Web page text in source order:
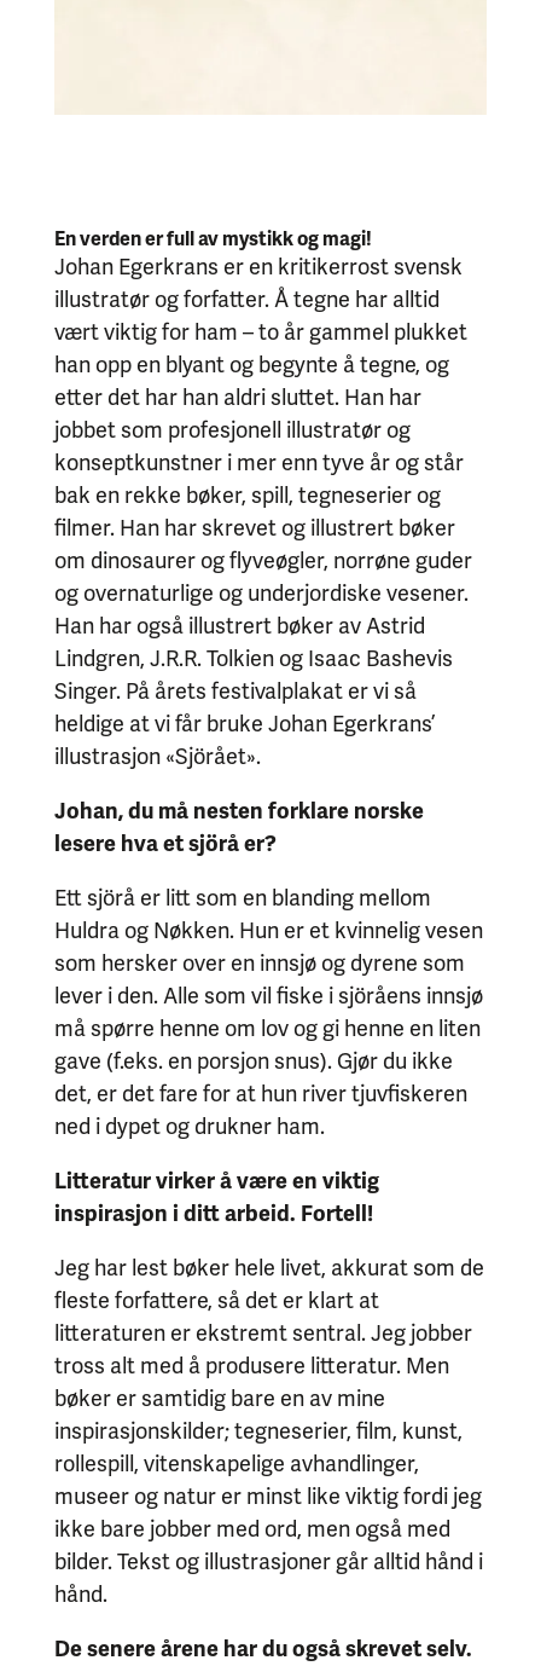
En verden er full av mystikk og magi!
Johan Egerkrans er en kritikerrost svensk
illustratør og forfatter. Å tegne har alltid
vært viktig for ham – to år gammel plukket
han opp en blyant og begynte å tegne, og
etter det har han aldri sluttet. Han har
jobbet som profesjonell illustratør og
konseptkunstner i mer enn tyve år og står
bak en rekke bøker, spill, tegneserier og
filmer. Han har skrevet og illustrert bøker
om dinosaurer og flyveøgler, norrøne guder
og overnaturlige og underjordiske vesener.
Han har også illustrert bøker av Astrid
Lindgren, J.R.R. Tolkien og Isaac Bashevis
Singer. På årets festivalplakat er vi så
heldige at vi får bruke Johan Egerkrans’
illustrasjon «Sjörået».
Johan, du må nesten forklare norske
lesere hva et sjörå er?
Ett sjörå er litt som en blanding mellom
Huldra og Nøkken. Hun er et kvinnelig vesen
som hersker over en innsjø og dyrene som
lever i den. Alle som vil fiske i sjöråens innsjø
må spørre henne om lov og gi henne en liten
gave (f.eks. en porsjon snus). Gjør du ikke
det, er det fare for at hun river tjuvfiskeren
ned i dypet og drukner ham.
Litteratur virker å være en viktig
inspirasjon i ditt arbeid. Fortell!
Jeg har lest bøker hele livet, akkurat som de
fleste forfattere, så det er klart at
litteraturen er ekstremt sentral. Jeg jobber
tross alt med å produsere litteratur. Men
bøker er samtidig bare en av mine
inspirasjonskilder; tegneserier, film, kunst,
rollespill, vitenskapelige avhandlinger,
museer og natur er minst like viktig fordi jeg
ikke bare jobber med ord, men også med
bilder. Tekst og illustrasjoner går alltid hånd i
hånd.
De senere årene har du også skrevet selv.